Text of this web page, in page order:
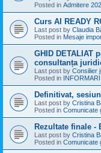
Posted in Admitere
Curs AI READY
Last post by Claudia
Posted in Mesaje
GHID DETALIAT
consultanța
Last post by Consilier
Posted in
Definitivat,
Last post by Cristina
Posted in Comunicate
Rezultate finale -
Last post by Cristina
Posted in Comunicate